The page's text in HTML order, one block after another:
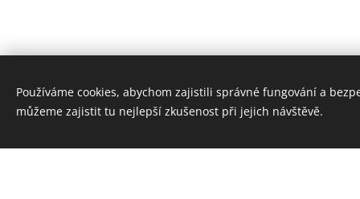
Firma
Používáme cookies, abychom zajistili správné fungování a
můžeme zajistit tu nejlepší zkušenost při jejich návštěvě.